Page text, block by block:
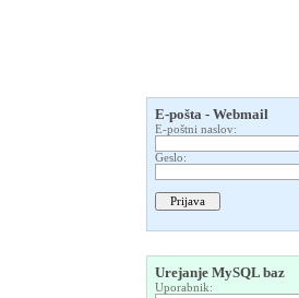
E-pošta - Webmail
E-poštni naslov:
Geslo:
Urejanje MySQL baz
Uporabnik: